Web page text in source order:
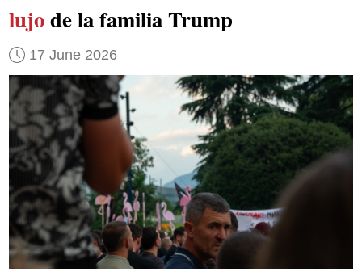
lujode la familia Trump
17 June 2026